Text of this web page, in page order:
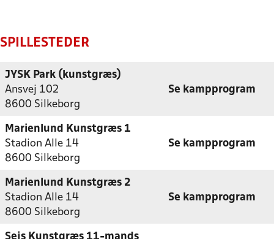
SPILLESTEDER
JYSK Park (kunstgræs)
Ansvej 102
8600 Silkeborg
Se kampprogram
Marienlund Kunstgræs 1
Stadion Alle 14
8600 Silkeborg
Se kampprogram
Marienlund Kunstgræs 2
Stadion Alle 14
8600 Silkeborg
Se kampprogram
Sejs Kunstgræs 11-mands